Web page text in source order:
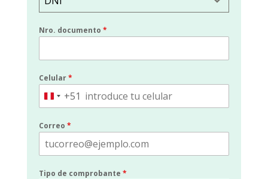
Nro. documento *
Celular*
Peru+51
Correo *
Tipo de comprobante *